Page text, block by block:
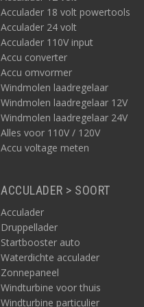
Acculader 18 volt powertools
Acculader 24 volt
Acculader 110V input
Accu converter
Accu omvormer
Windmolen laadregelaar
Windmolen laadregelaar 12V
Windmolen laadregelaar 24V
Alles voor 110V / 120V
Accu voltage meten
ACCULADER > SOORT
Acculader
Druppellader
Startbooster auto
Waterdichte acculader
Zonnepaneel
Windturbine voor thuis
Windturbine particulier